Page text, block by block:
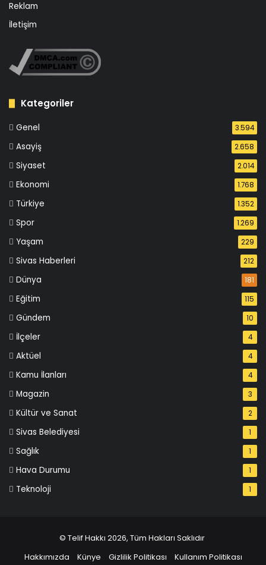
Reklam
İletişim
Kategoriler
Genel 3.594
Asayiş 2.658
Siyaset 2.014
Ekonomi 1.768
Türkiye 1.352
Spor 1.269
Yaşam 229
Sivas Haberleri 212
Dünya 181
Eğitim 115
Gündem 10
İlçeler 4
Aktüel 4
Kamu İlanları 4
Magazin 3
Kültür ve Sanat 2
Sivas Belediyesi 1
Sağlık 1
Hava Durumu 1
Teknoloji 1
© Telif Hakkı 2026, Tüm Hakları Saklıdır
Hakkımızda
Künye Gizlilik Politikası Kullanım Politikası